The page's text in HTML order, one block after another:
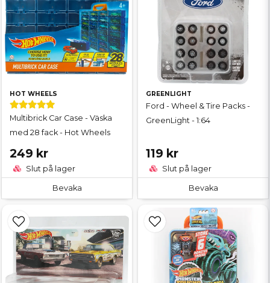
HOT WHEELS
Multibrick Car Case - Väska
med 28 fack - Hot Wheels
249 kr
Slut på lager
Bevaka
GREENLIGHT
Ford - Wheel & Tire Packs -
GreenLight - 1:64
119 kr
Slut på lager
Bevaka